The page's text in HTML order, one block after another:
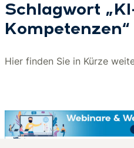
Schlagwort
Kompetenzen“
Hier finden Sie in Kürze